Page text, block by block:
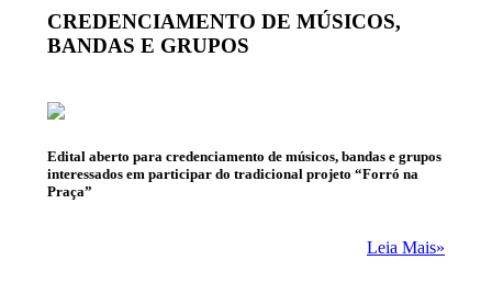
CREDENCIAMENTO DE MÚSICOS,
BANDAS E GRUPOS
Edital aberto para credenciamento de músicos, bandas e grupos
interessados em participar do tradicional projeto “Forró na
Praça”
Leia Mais»